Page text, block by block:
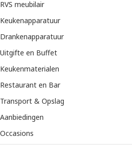
RVS meubilair
Keukenapparatuur
Drankenapparatuur
Uitgifte en Buffet
Keukenmaterialen
Restaurant en Bar
Transport & Opslag
Aanbiedingen
Occasions